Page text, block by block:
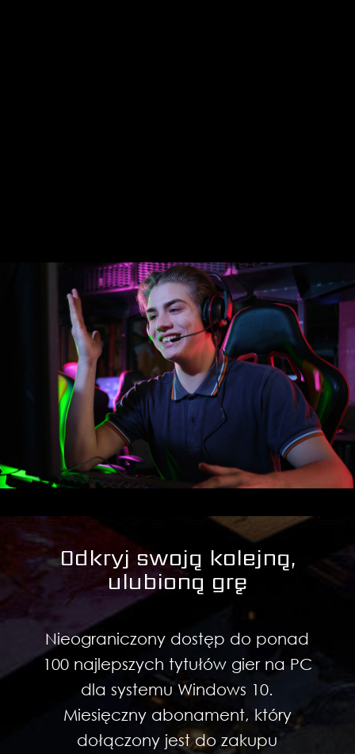
Odkryj swoją kolejną,
ulubioną grę
Nieograniczony dostęp do ponad
100 najlepszych tytułów gier na PC
dla systemu Windows 10.
Miesięczny abonament, który
dołączony jest do zakupu